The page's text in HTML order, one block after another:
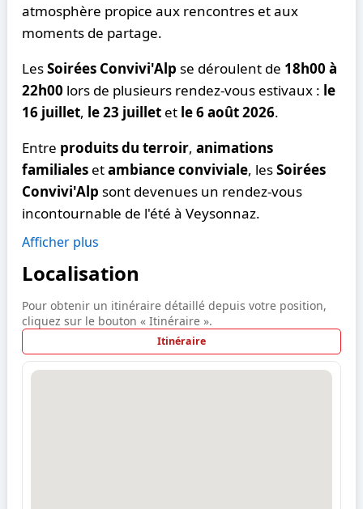
atmosphère propice aux rencontres et aux
moments de partage.
LesSoirées Convivi'Alp se déroulent de 18h00 à
22h00 lors de plusieurs rendez-vous estivaux : le
16 juillet, le 23 juillet et le 6 août 2026.
Entre produits du terroir,animations
familiales etambiance conviviale, lesSoirées
Convivi'Alp sont devenues un rendez-vous
incontournable de l'été à Veysonnaz.
Afficher plus
Localisation
Pour obtenir un itinéraire détaillé depuis votre position,
cliquez sur le bouton « Itinéraire ».
Itinéraire